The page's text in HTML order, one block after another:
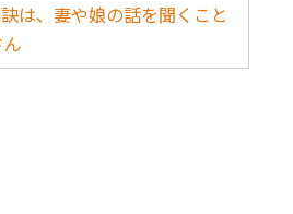
は、妻や娘の話を聞くこと